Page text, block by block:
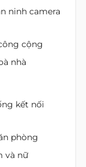
ninh camera
cộng
nhà
kết nối
phòng
và nữ